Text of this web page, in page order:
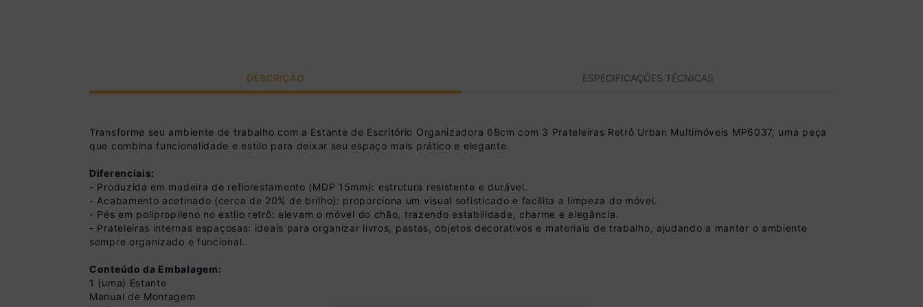
DESCRIÇÃO ESPECIFICAÇÕES TÉCNICAS
Transforme seu ambiente de trabalho com a Estante de Escritório Organizadora 68cm com 3 Prateleiras Retrô Urban Multimóveis MP6037, uma peça
que combina funcionalidade e estilo para deixar seu espaço mais prático e elegante.
Diferenciais:
- Produzida em madeira de reflorestamento (MDP 15mm): estrutura resistente e durável.
- Acabamento acetinado (cerca de 20% de brilho): proporciona um visual sofisticado e facilita a limpeza do móvel.
- Pés em polipropileno no estilo retrô: elevam o móvel do chão, trazendo estabilidade, charme e elegância.
- Prateleiras internas espaçosas: ideais para organizar livros, pastas, objetos decorativos e materiais de trabalho, ajudando a manter o ambiente
sempre organizado e funcional.
Conteúdo da Embalagem:
1 (uma) Estante
Manual de Montagem